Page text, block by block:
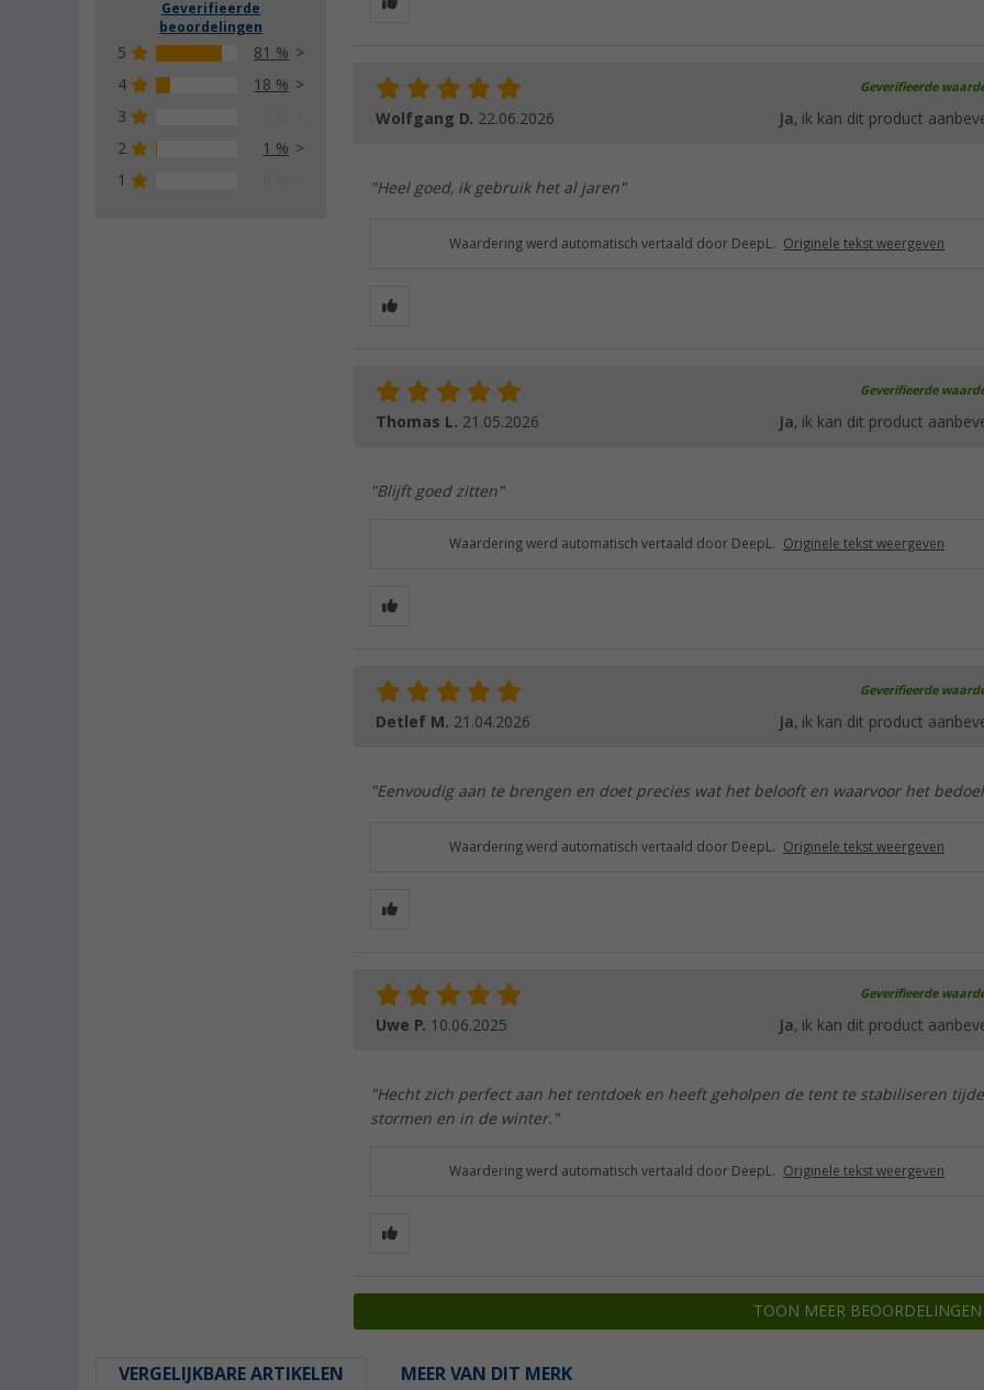
Geverifieerde
beoordelingen
5
81 %
4
18 %
3
2
1 %
1
Geverifieerde
Wolfgang D. 22.06.2026 Ja, ik kan dit product
"Heel goed, ik gebruik het al jaren"
Waardering werd automatisch vertaald door DeepL. Originele tekst weergeven
Geverifieerde
Thomas L. 21.05.2026 Ja, ik kan dit product
"Blijft goed zitten"
Waardering werd automatisch vertaald door DeepL. Originele tekst weergeven
Geverifieerde
Detlef M. 21.04.2026 Ja, ik kan dit product
"Eenvoudig aan te brengen en doet precies wat het belooft en waarvoor het
Waardering werd automatisch vertaald door DeepL. Originele tekst weergeven
Geverifieerde
Uwe P. 10.06.2025 Ja, ik kan dit product
"Hecht zich perfect aan het tentdoek en heeft geholpen de tent te stabiliseren
stormen en in de winter."
Waardering werd automatisch vertaald door DeepL. Originele tekst weergeven
TOON MEER BEOORDELINGEN
VERGELIJKBARE ARTIKELEN MEER VAN DIT MERK